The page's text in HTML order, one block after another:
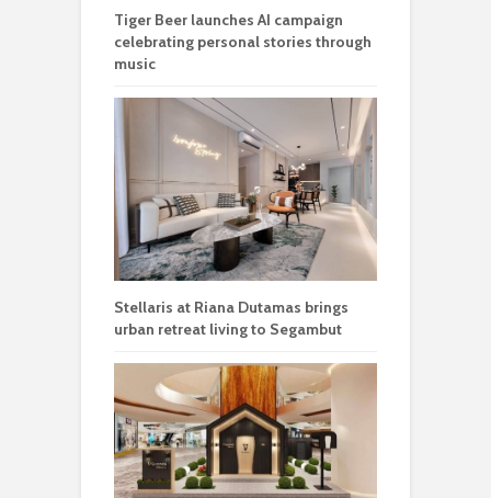
Tiger Beer launches AI campaign
celebrating personal stories through
music
Stellaris at Riana Dutamas brings
urban retreat living to Segambut